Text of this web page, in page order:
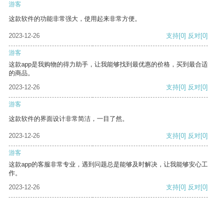
游客
这款软件的功能非常强大，使用起来非常方便。
2023-12-26 支持[0] 反对[0]
游客
这款app是我购物的得力助手，让我能够找到最优惠的价格，买到最合适
的商品。
2023-12-26
支持[0] 反对[0]
游客
这款软件的界面设计非常简洁，一目了然。
2023-12-26 支持[0] 反对[0]
游客
这款app的客服非常专业，遇到问题总是能够及时解决，让我能够安心工
作。
2023-12-26
支持[0] 反对[0]